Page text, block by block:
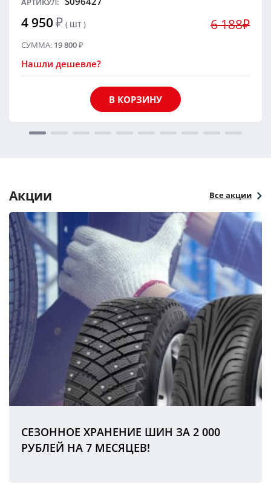
4 950₽ ( ШТ ) 6 188₽
СУММА: 19 800₽
Нашли дешевле?
В КОРЗИНУ
Акции Все акции
СЕЗОННОЕ ХРАНЕНИЕ ШИН ЗА 2 000
РУБЛЕЙ НА 7 МЕСЯЦЕВ!